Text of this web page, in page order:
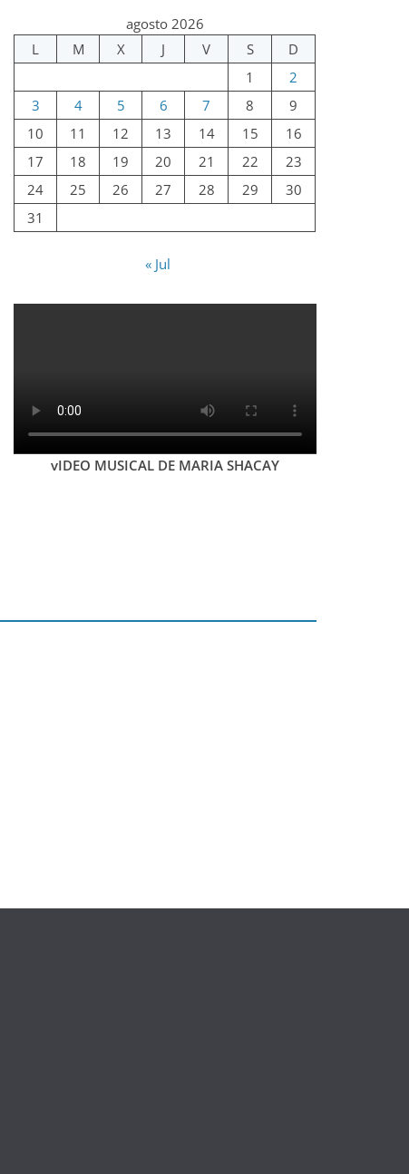
agosto 2026
L
M X J V S
D
1
2
3
4 5 6 7 8
9
10
11 12 13 14 15
16
17
18 19 20 21 22
23
24
25 26 27 28 29
30
31
« Jul
vIDEO MUSICAL DE MARIA SHACAY